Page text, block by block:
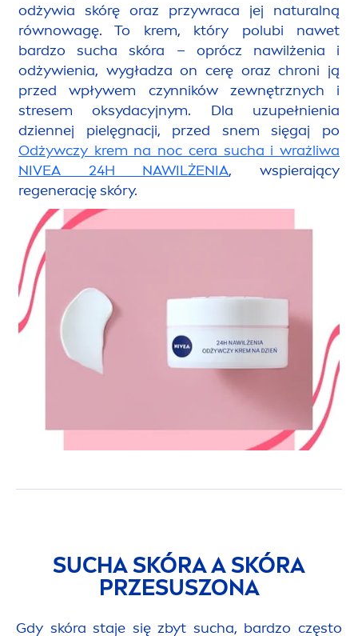
odżywia skórę oraz przywraca jej naturalną
równowagę. To krem, który polubi nawet
bardzo sucha skóra – oprócz nawilżenia i
odżywienia, wygładza on cerę oraz chroni ją
przed wpływem czynników zewnętrznych i
stresem oksydacyjnym. Dla uzupełnienia
dziennej pielęgnacji, przed snem sięgaj po
Odżywczy krem na noc cera sucha i wrażliwa
NIVEA 24H NAWILŻENIA, wspierający
regenerację skóry.
SUCHA SKÓRA A SKÓRA
PRZESUSZONA
Gdy skóra staje się zbyt sucha, bardzo często